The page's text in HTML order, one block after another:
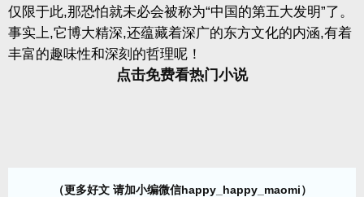
仅限于此,那恐怕就未必会被称为“中国的第五大发明”了。
事实上,它博大精深,还蕴藏着深广的东方文化的内涵,有着
丰富的趣味性和深刻的哲理呢！
点击免费看热门小说
（更多好文 请加小编微信happy_happy_maomi）